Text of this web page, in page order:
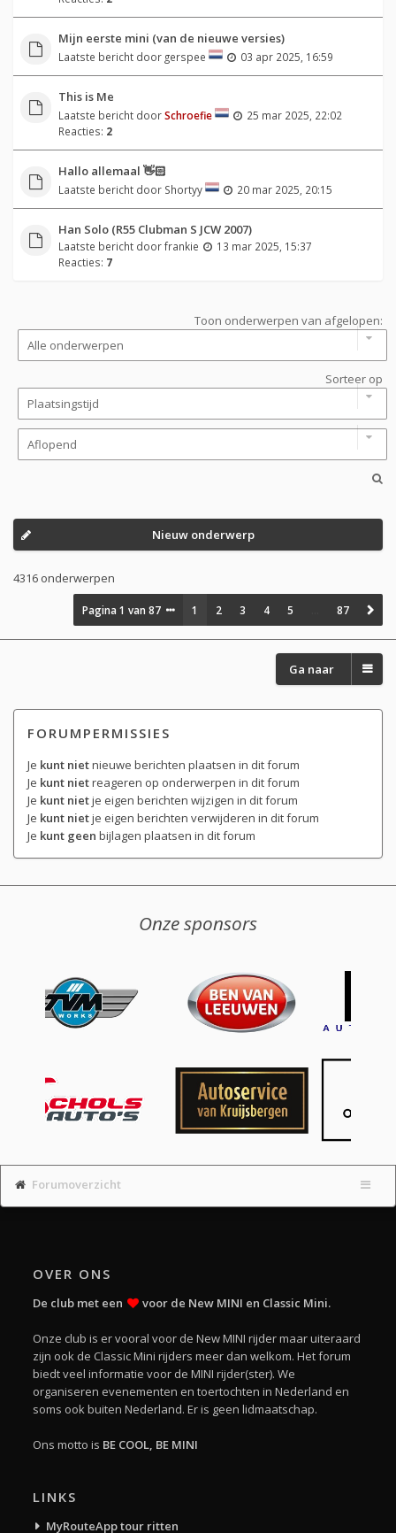
Mijn eerste mini (van de nieuwe versies)
Laatste bericht door gerspee 03 apr 2025, 16:59
This is Me
Laatste bericht doorSchroefie
25 mar 2025, 22:02
Reacties: 2
Hallo allemaal 👋🏻
Laatste bericht door Shortyy 20 mar 2025, 20:15
Han Solo (R55 Clubman S JCW 2007)
Laatste bericht doorfrankie
13 mar 2025, 15:37
Reacties: 7
Toon onderwerpen van afgelopen:
Sorteer op
Nieuw onderwerp
4316 onderwerpen
Pagina1 van87 1 2 3 4 5 87
Ga naar
FORUMPERMISSIES
Je kunt nietnieuwe berichten plaatsen in dit forum
Je kunt nietreageren op onderwerpen in dit forum
Je kunt nietje eigen berichten wijzigen in dit forum
Je kunt nietje eigen berichten verwijderen in dit forum
Je kunt geen bijlagen plaatsen in dit forum
Onze sponsors
Forumoverzicht
OVER ONS
De club met een voor de New MINI en Classic Mini.
Onze club is er vooral voor de New MINI rijder maar uiteraard
zijn ook de Classic Mini rijders meer dan welkom. Het forum
biedt veel informatie voor de MINI rijder(ster). We
organiseren evenementen en toertochten in Nederland en
soms ook buiten Nederland. Er is geen lidmaatschap.
Ons motto is BE COOL, BE MINI
LINKS
MyRouteApp tour ritten